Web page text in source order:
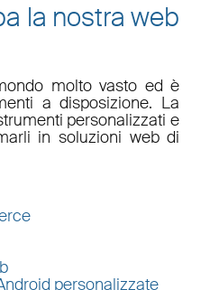
la nostra web
molto vasto ed è
a disposizione. La
personalizzati e
in soluzioni web di
personalizzate